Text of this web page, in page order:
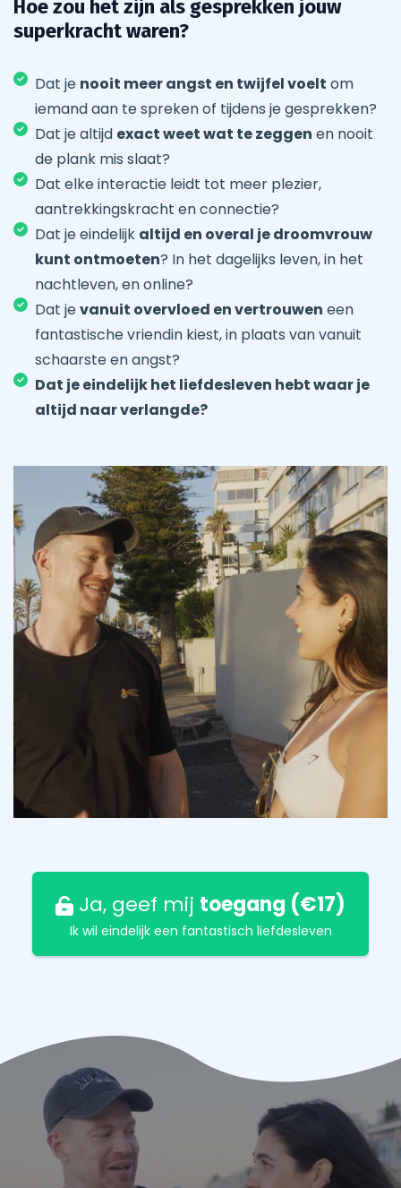
Hoe zou het zijn als gesprekken jouw
superkracht waren?
Dat je nooit meer angst en twijfel voelt om
iemand aan te spreken of tijdens je gesprekken?
Dat je altijd exact weet wat te zeggen en nooit
de plank mis slaat?
Dat elke interactie leidt tot meer plezier,
aantrekkingskracht en connectie?
Dat je eindelijk altijd en overal je droomvrouw
kunt ontmoeten? In het dagelijks leven, in het
nachtleven, en online?
Dat je vanuit overvloed en vertrouwen een
fantastische vriendin kiest, in plaats van vanuit
schaarste en angst?
Dat je eindelijk het liefdesleven hebt waar je
altijd naar verlangde?
Ja, geef mij toegang (€17)
Ik wil eindelijk een fantastisch liefdesleven